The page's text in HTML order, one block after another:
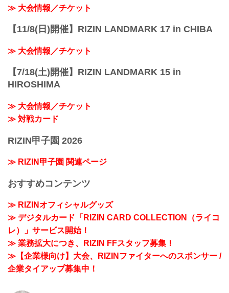
≫ 大会情報／チケット
【11/8(日)開催】RIZIN LANDMARK 17 in CHIBA
≫ 大会情報／チケット
【7/18(土)開催】RIZIN LANDMARK 15 in
HIROSHIMA
≫ 大会情報／チケット
≫ 対戦カード
RIZIN甲子園 2026
≫ RIZIN甲子園 関連ページ
おすすめコンテンツ
≫ RIZINオフィシャルグッズ
≫ デジタルカード「RIZIN CARD COLLECTION（ライコ
レ）」サービス開始！
≫ 業務拡大につき、RIZIN FFスタッフ募集！
≫【企業様向け】大会、RIZINファイターへのスポンサー /
企業タイアップ募集中！